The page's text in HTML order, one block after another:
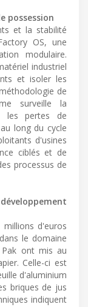
possession
et la stabilité
OS, une
modulaire.
industriel
et isoler les
de
surveille la
les pertes de
long du cycle
d'usines
ciblés et de
processus de
d'euros
le domaine
Pak ont mis au
Celle-ci est
d'aluminium
briques de jus
indiquent